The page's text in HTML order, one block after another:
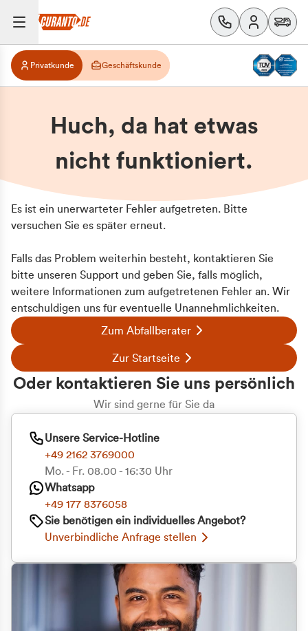
Privatkunde Geschäftskunde
Huch, da hat etwas
nicht funktioniert.
Es ist ein unerwarteter Fehler aufgetreten. Bitte
versuchen Sie es später erneut.
Falls das Problem weiterhin besteht, kontaktieren Sie
bitte unseren Support und geben Sie, falls möglich,
weitere Informationen zum aufgetretenen Fehler an. Wir
entschuldigen uns für eventuelle Unannehmlichkeiten.
Zum Abfallberater
Zur Startseite
Oder kontaktieren Sie uns persönlich
Wir sind gerne für Sie da
Unsere Service-Hotline
+49 2162 3769000
Mo. - Fr. 08.00 - 16:30 Uhr
Whatsapp
+49 177 8376058
Sie benötigen ein individuelles Angebot?
Unverbindliche Anfrage stellen